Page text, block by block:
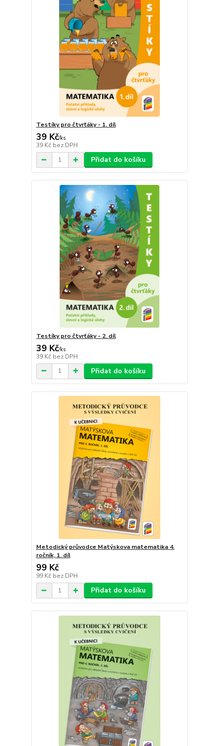
Testíky pro čtvrťáky - 1. díl
39 Kč/ks
39 Kč bez DPH
Přidat do košíku
Testíky pro čtvrťáky - 2. díl
39 Kč/ks
39 Kč bez DPH
Přidat do košíku
Metodický průvodce Matýskova matematika 4.
ročník, 1. díl
99 Kč
99 Kč bez DPH
Přidat do košíku